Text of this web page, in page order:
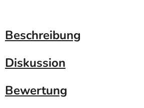
Beschreibung
Diskussion
Bewertung